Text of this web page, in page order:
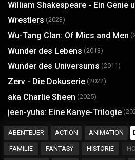
ABENTEUER ACTION ANIMATION
FAMILIE FANTASY HISTORIE
William Shakespeare - Ein Genie
Wrestlers (2023)
Wu-Tang Clan: Of Mics and Men
Wunder des Lebens (2013)
Wunder des Universums (2011)
Zerv - Die Dokuserie (2022)
aka Charlie Sheen (2025)
jeen-yuhs: Eine Kanye-Trilogie